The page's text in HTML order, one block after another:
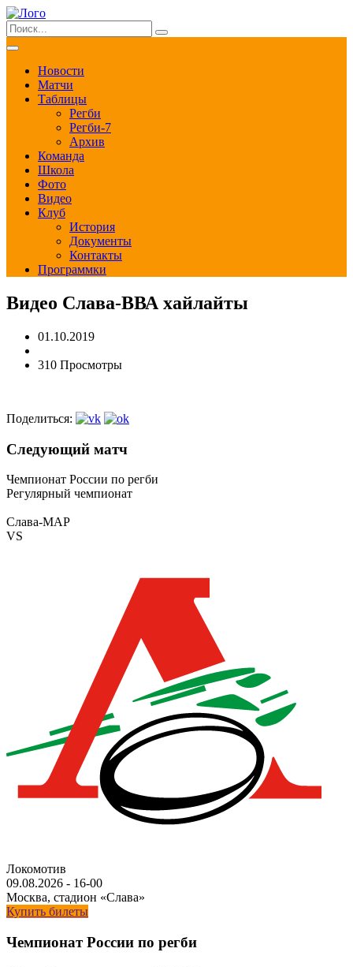
Новости
Матчи
Таблицы
Регби
Регби-7
Архив
Команда
Школа
Фото
Видео
Клуб
История
Документы
Контакты
Программки
Видео Слава-ВВА хайлайты
01.10.2019
310 Просмотры
Поделиться:
Следующий матч
Чемпионат России по регби
Регулярный чемпионат
Слава-МАР
VS
Локомотив
09.08.2026 - 16-00
Москва, стадион «Слава»
Купить билеты
Чемпионат России по регби